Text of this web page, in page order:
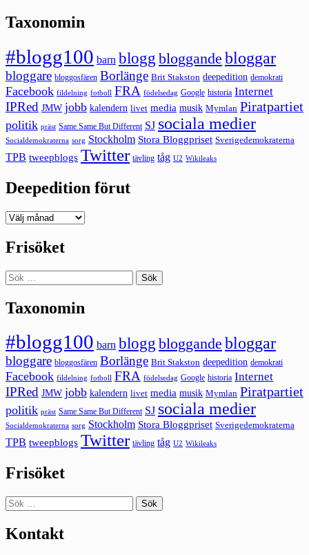
Taxonomin
#blogg100 barn blogg bloggande bloggar
bloggare bloggosfären Borlänge Brit Stakston deepedition demokrati
Facebook fildelning fotboll FRA födelsedag Google historia Internet
IPRed JMW jobb kalendern livet media musik Mymlan Piratpartiet
politik präst Same Same But Different SJ sociala medier
Socialdemokraterna sorg Stockholm Stora Bloggpriset Sverigedemokraterna
TPB tweepblogs Twitter tävling tåg U2 Wikileaks
Deepedition förut
Deepedition
Frisöket
Sök
efter:
Taxonomin
#blogg100 barn blogg bloggande bloggar
bloggare bloggosfären Borlänge Brit Stakston deepedition demokrati
Facebook fildelning fotboll FRA födelsedag Google historia Internet
IPRed JMW jobb kalendern livet media musik Mymlan Piratpartiet
politik präst Same Same But Different SJ sociala medier
Socialdemokraterna sorg Stockholm Stora Bloggpriset Sverigedemokraterna
TPB tweepblogs Twitter tävling tåg U2 Wikileaks
Frisöket
Sök
efter:
Kontakt